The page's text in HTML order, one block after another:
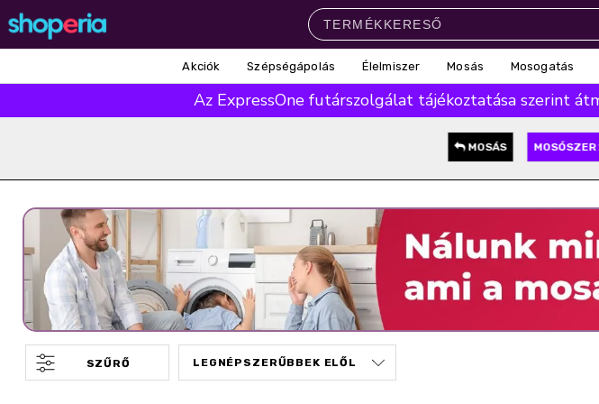
Élelmiszer
Pampers Lenor
Violeta Coccolino
Népszerű keresések
leukoplast ariel lenor finish
Akciók Szépségápolás Élelmiszer Mosás Mosogatás
Az ExpressOne futárszolgálat tájékoztatása szerint
MOSÁS MOSÓSZER
SZŰRŐ